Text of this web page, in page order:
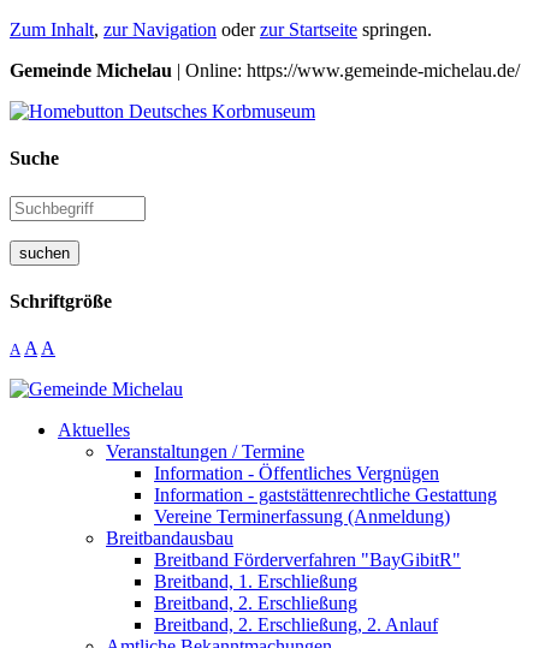
Zum Inhalt, zur Navigation oderzur Startseite springen.
Gemeinde Michelau | Online: https://www.gemeinde-michelau.de/
Suche
suchen
Schriftgröße
A A A
Aktuelles
Veranstaltungen / Termine
Information - Öffentliches Vergnügen
Information - gaststättenrechtliche Gestattung
Vereine Terminerfassung (Anmeldung)
Breitbandausbau
Breitband Förderverfahren "BayGibitR"
Breitband, 1. Erschließung
Breitband, 2. Erschließung
Breitband, 2. Erschließung, 2. Anlauf